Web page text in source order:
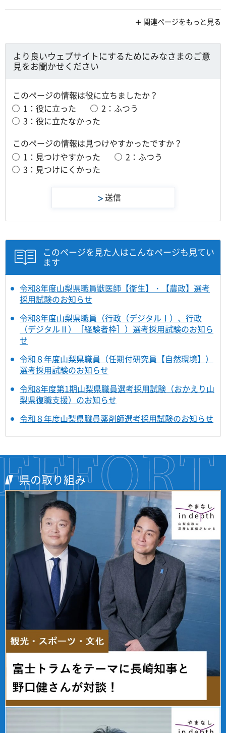
関連ページをもっと見る
より良いウェブサイトにするためにみなさまのご意
見をお聞かせください
このページの情報は役に立ちましたか？
1：役に立った
2：ふつう
3：役に立たなかった
このページの情報は見つけやすかったですか？
1：見つけやすかった
2：ふつう
3：見つけにくかった
このページを見た人はこんなページも見てい
ます
令和8年度山梨県職員獣医師【衛生】・【農政】選考
採用試験のお知らせ
令和8年度山梨県職員（行政（デジタルⅠ）、行政
（デジタルⅡ）［経験者枠］）選考採用試験のお知ら
せ
令和８年度山梨県職員（任期付研究員【自然環境】）
選考採用試験のお知らせ
令和8年度第1期山梨県職員選考採用試験（おかえり山
梨県復職支援）のお知らせ
令和８年度山梨県職員薬剤師選考採用試験のお知らせ
県の取り組み